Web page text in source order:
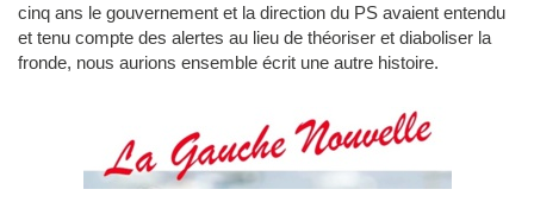
cinq ans le gouvernement et la direction du PS avaient entendu
et tenu compte des alertes au lieu de théoriser et diaboliser la
fronde, nous aurions ensemble écrit une autre histoire.